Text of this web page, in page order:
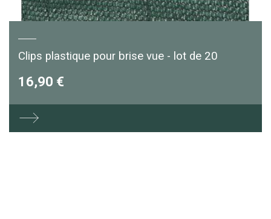
Clips plastique pour brise vue - lot de 20
16,90 €